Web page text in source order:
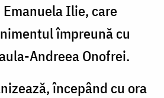
Ilie, care
împreună cu
Andreea Onofrei.
începând cu ora